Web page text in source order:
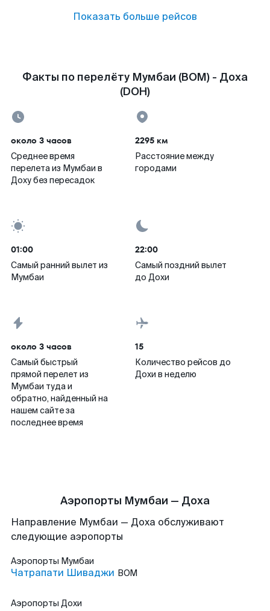
Показать больше рейсов
Факты по перелёту Мумбаи (BOM) - Доха
(DOH)
около 3 часов
Среднее время
перелета из Мумбаи в
Доху без пересадок
2295 км
Расстояние между
городами
01:00
Самый ранний вылет из
Мумбаи
22:00
Самый поздний вылет
до Дохи
около 3 часов
Самый быстрый
прямой перелет из
Мумбаи туда и
обратно, найденный на
нашем сайте за
последнее время
15
Количество рейсов до
Дохи в неделю
Аэропорты Мумбаи — Доха
Направление Мумбаи — Доха обслуживают
следующие аэропорты
Аэропорты Мумбаи
Чатрапати Шиваджи BOM
Аэропорты Дохи